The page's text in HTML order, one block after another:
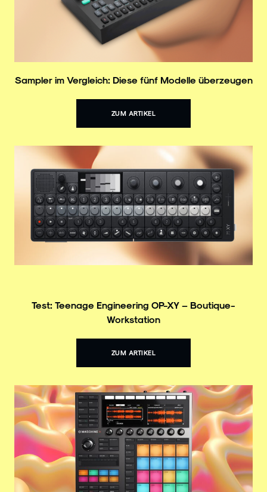
Sampler im Vergleich: Diese fünf Modelle überzeugen
ZUM ARTIKEL
Test: Teenage Engineering OP-XY – Boutique-
Workstation
ZUM ARTIKEL